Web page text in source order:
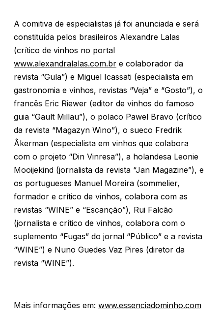
A comitiva de especialistas já foi anunciada e será
constituída pelos brasileiros Alexandre Lalas
(crítico de vinhos no portal
www.alexandralalas.com.br e colaborador da
revista “Gula”) e Miguel Icassati (especialista em
gastronomia e vinhos, revistas “Veja” e “Gosto”), o
francês Eric Riewer (editor de vinhos do famoso
guia “Gault Millau”), o polaco Pawel Bravo (crítico
da revista “Magazyn Wino”), o sueco Fredrik
Âkerman (especialista em vinhos que colabora
com o projeto “Din Vinresa”), a holandesa Leonie
Mooijekind (jornalista da revista “Jan Magazine”), e
os portugueses Manuel Moreira (sommelier,
formador e crítico de vinhos, colabora com as
revistas “WINE” e “Escanção”), Rui Falcão
(jornalista e crítico de vinhos, colabora com o
suplemento “Fugas” do jornal “Público” e a revista
“WINE”) e Nuno Guedes Vaz Pires (diretor da
revista “WINE”).
Mais informações em: www.essenciadominho.com